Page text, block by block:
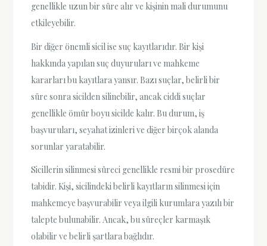
genellikle uzun bir süre alır ve kişinin mali durumunu
etkileyebilir.
Bir diğer önemli sicil ise suç kayıtlarıdır. Bir kişi
hakkında yapılan suç duyuruları ve mahkeme
kararları bu kayıtlara yansır. Bazı suçlar, belirli bir
süre sonra sicilden silinebilir, ancak ciddi suçlar
genellikle ömür boyu sicilde kalır. Bu durum, iş
başvuruları, seyahat izinleri ve diğer birçok alanda
sorunlar yaratabilir.
Sicillerin silinmesi süreci genellikle resmi bir prosedüre
tabidir. Kişi, sicilindeki belirli kayıtların silinmesi için
mahkemeye başvurabilir veya ilgili kurumlara yazılı bir
talepte bulunabilir. Ancak, bu süreçler karmaşık
olabilir ve belirli şartlara bağlıdır.